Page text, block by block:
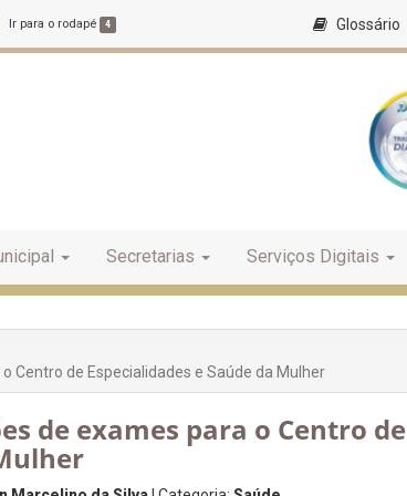
Ir para o rodapé 4 Glossário
Secretarias Serviços Digitais
Centro de Especialidades e Saúde da Mulher
de exames para o Centro de